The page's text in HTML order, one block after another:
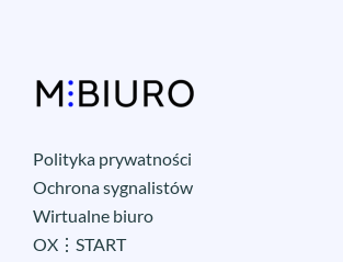
Polityka prywatności
Ochrona sygnalistów
Wirtualne biuro
OX⋮START